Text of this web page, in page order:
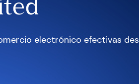
electrónico efectivas